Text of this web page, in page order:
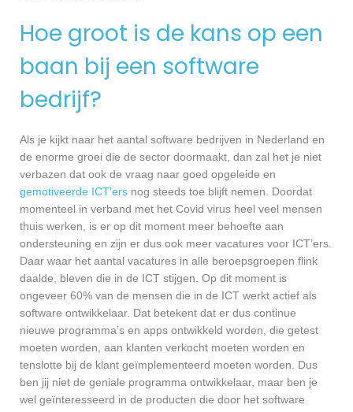
Hoe groot is de kans op een
baan bij een software
bedrijf?
Als je kijkt naar het aantal software bedrijven in Nederland en
de enorme groei die de sector doormaakt, dan zal het je niet
verbazen dat ook de vraag naar goed opgeleide en
gemotiveerde ICT’ers nog steeds toe blijft nemen. Doordat
momenteel in verband met het Covid virus heel veel mensen
thuis werken, is er op dit moment meer behoefte aan
ondersteuning en zijn er dus ook meer vacatures voor ICT’ers.
Daar waar het aantal vacatures in alle beroepsgroepen flink
daalde, bleven die in de ICT stijgen. Op dit moment is
ongeveer 60% van de mensen die in de ICT werkt actief als
software ontwikkelaar. Dat betekent dat er dus continue
nieuwe programma’s en apps ontwikkeld worden, die getest
moeten worden, aan klanten verkocht moeten worden en
tenslotte bij de klant geïmplementeerd moeten worden. Dus
ben jij niet de geniale programma ontwikkelaar, maar ben je
wel geïnteresseerd in de producten die door het software